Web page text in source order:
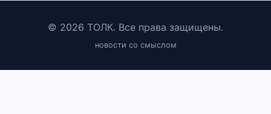
© 2026 ТОЛК. Все права защищены.
новости со смыслом